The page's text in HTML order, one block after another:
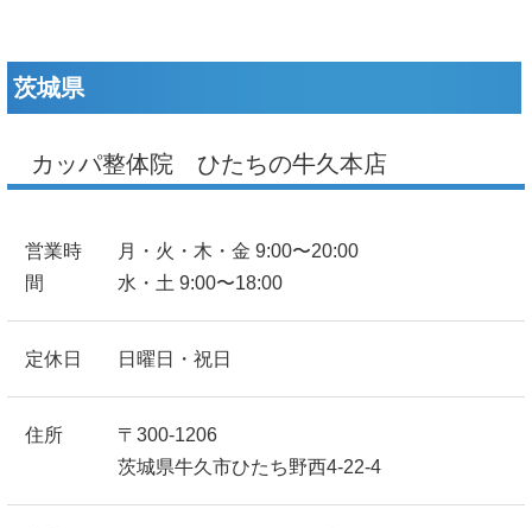
茨城県
カッパ整体院 ひたちの牛久本店
営業時
間
月・火・木・金 9:00〜20:00
水・土 9:00〜18:00
定休日 日曜日・祝日
住所
〒300-1206
茨城県牛久市ひたち野西4-22-4